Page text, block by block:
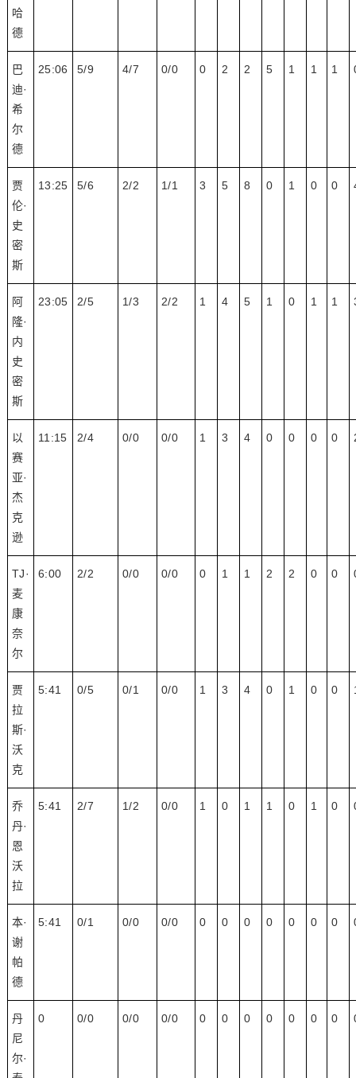
哈
德
巴
迪·
希
尔
德
25:06 5/9 4/7 0/0 0 2 2 5 1 1 1
贾
伦·
史
密
斯
13:25 5/6 2/2 1/1 3 5 8 0 1 0 0
阿
隆·
内
史
密
斯
23:05 2/5 1/3 2/2 1 4 5 1 0 1 1
以
赛
亚·
杰
克
逊
11:15 2/4 0/0 0/0 1 3 4 0 0 0 0
TJ·
麦
康
奈
尔
6:00 2/2 0/0 0/0 0 1 1 2 2 0 0
贾
拉
斯·
沃
克
5:41 0/5 0/1 0/0 1 3 4 0 1 0 0
乔
丹·
恩
沃
拉
5:41 2/7 1/2 0/0 1 0 1 1 0 1 0
本·
谢
帕
德
5:41 0/1 0/0 0/0 0 0 0 0 0 0 0
丹
尼
尔·
0 0/0 0/0 0/0 0 0 0 0 0 0 0